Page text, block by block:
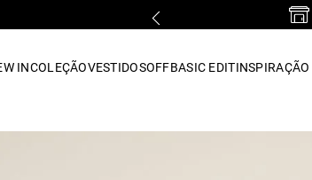
INCOLEÇÃOVESTIDOSOFFBASIC EDITINSPIRAÇÃO